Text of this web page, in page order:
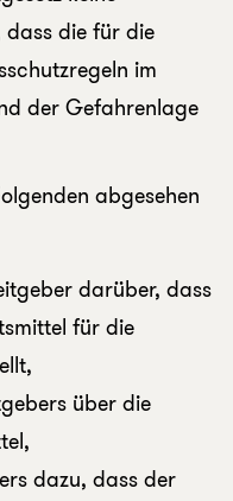
dass die für die
im
der Gefahrenlage
abgesehen
darüber, dass
für die
über die
dazu, dass der